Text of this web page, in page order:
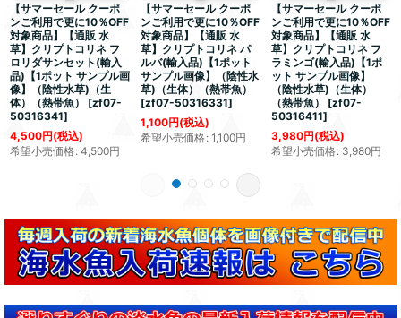
【サマーセール クーポ
ンご利用で更に10％OFF
対象商品】【通販 水
草】クリプトコリネ フ
ロリダサンセット(輸入
品)【1ポット サンプル画
像】（陰性水草)（生
体）（熱帯魚）
[zf07-
50316341]
4,500円(税込)
希望小売価格: 4,500円
【サマーセール クーポ
ンご利用で更に10％OFF
対象商品】【通販 水
草】クリプトコリネ パ
ルバ(輸入品)【1ポット
サンプル画像】（陰性水
草)（生体）（熱帯魚）
[zf07-50316331]
1,100円(税込)
希望小売価格: 1,100円
【サマーセール クーポ
ンご利用で更に10％OFF
対象商品】【通販 水
草】クリプトコリネ フ
ラミンゴ(輸入品)【1ポ
ット サンプル画像】
（陰性水草)（生体）
（熱帯魚）
[zf07-
50316411]
3,980円(税込)
希望小売価格: 3,980円